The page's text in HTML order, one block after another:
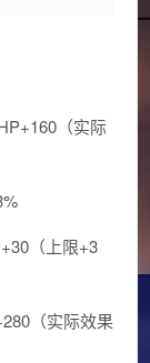
（实际
（上限+3
（实际效果